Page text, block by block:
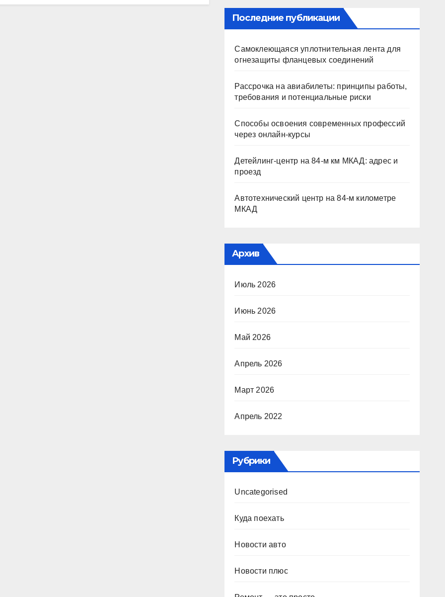
Последние публикации
Самоклеющаяся уплотнительная лента для
огнезащиты фланцевых соединений
Рассрочка на авиабилеты: принципы работы,
требования и потенциальные риски
Способы освоения современных профессий
через онлайн-курсы
Детейлинг-центр на 84-м км МКАД: адрес и
проезд
Автотехнический центр на 84-м километре
МКАД
Архив
Июль 2026
Июнь 2026
Май 2026
Апрель 2026
Март 2026
Апрель 2022
Рубрики
Uncategorised
Куда поехать
Новости авто
Новости плюс